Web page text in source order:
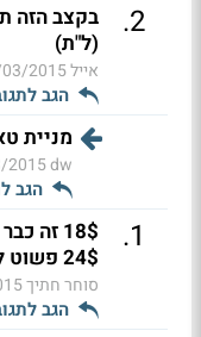
2
.
(ל"ת)
אייל2015 13:21
הגב
מניית
dw
14:35
הגב
1
.
18$ זה
24$ פשוט לונג
סוחר חתיך
הגב